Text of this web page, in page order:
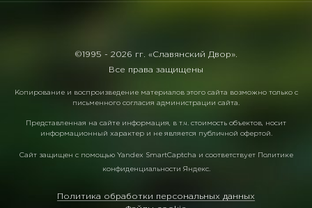
©1995 - 2026 гг. «Славянский Двор».
Все права защищены
Копирование и воспроизведение материалов этого сайта возможно только с
письменного согласия администрации сайта.
Представленная на сайте информация, в т.ч. стоимость объектов, носит
информационный характер и не является публичной офертой.
Сайт защищен с помощью Yandex SmartCaptcha и соответствует Политике
конфиденциальности Яндекс.
Политика обработки персональных данных